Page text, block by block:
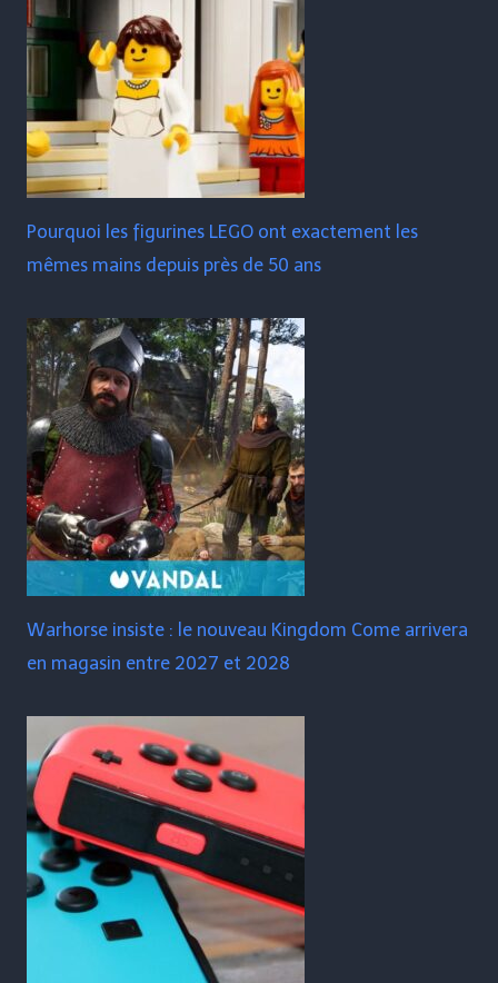
Pourquoi les figurines LEGO ont exactement les
mêmes mains depuis près de 50 ans
Warhorse insiste : le nouveau Kingdom Come arrivera
en magasin entre 2027 et 2028